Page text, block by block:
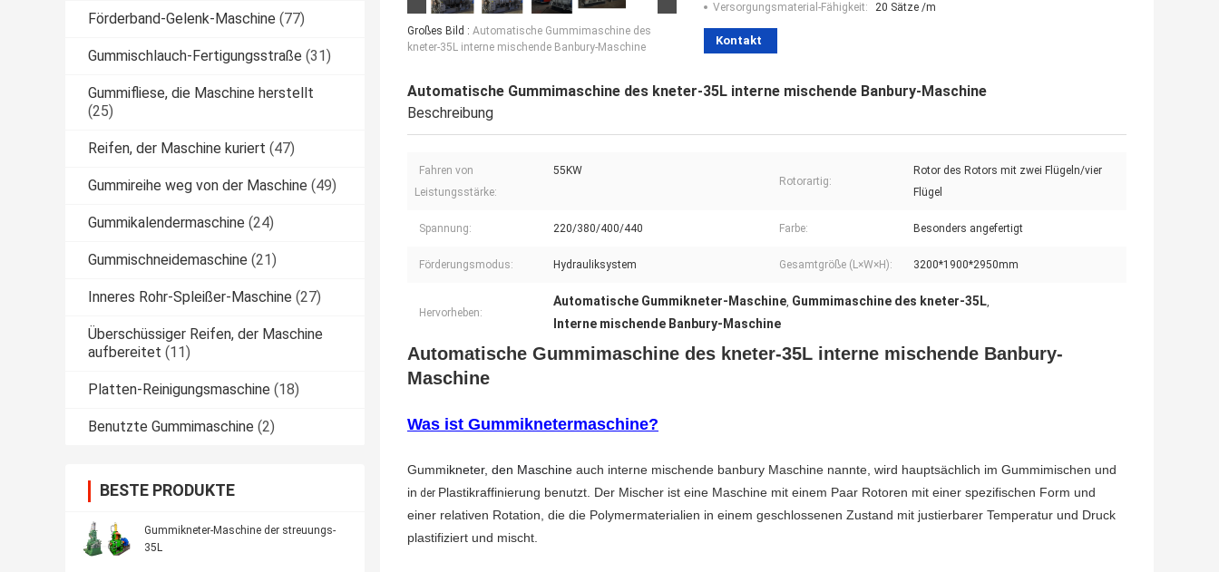
Förderband-Gelenk-Maschine (77)
Gummischlauch-Fertigungsstraße (31)
Gummifliese, die Maschine herstellt
(25)
Reifen, der Maschine kuriert (47)
Gummireihe weg von der Maschine (49)
Gummikalendermaschine (24)
Gummischneidemaschine (21)
Inneres Rohr-Spleißer-Maschine (27)
Überschüssiger Reifen, der Maschine
aufbereitet (11)
Platten-Reinigungsmaschine (18)
Benutzte Gummimaschine (2)
BESTE PRODUKTE
Gummikneter-Maschine der streuungs-
35L
Großes Bild : Automatische Gummimaschine des
kneter-35L interne mischende Banbury-Maschine
Versorgungsmaterial-Fähigkeit:
20 Sätze /m
Kontakt
Automatische Gummimaschine des kneter-35L interne mischende Banbury-Maschine
Beschreibung
Fahren von
Leistungsstärke:
55KW
Rotorartig:
Rotor des Rotors mit zwei Flügeln/vier
Flügel
Spannung: 220/380/400/440 Farbe: Besonders angefertigt
Förderungsmodus: Hydrauliksystem Gesamtgröße (L×W×H): 3200*1900*2950mm
Hervorheben:
Automatische Gummikneter-Maschine, Gummimaschine des kneter-35L,
Interne mischende Banbury-Maschine
Automatische Gummimaschine des kneter-35L interne mischende Banbury-
Maschine
Was ist Gummiknetermaschine?
Gummikneter, den Maschine auch interne mischende banbury Maschine nannte, wird hauptsächlich im Gummimischen und
in der Plastikraffinierung benutzt. Der Mischer ist eine Maschine mit einem Paar Rotoren mit einer spezifischen Form und
einer relativen Rotation, die die Polymermaterialien in einem geschlossenen Zustand mit justierbarer Temperatur und Druck
plastifiziert und mischt.